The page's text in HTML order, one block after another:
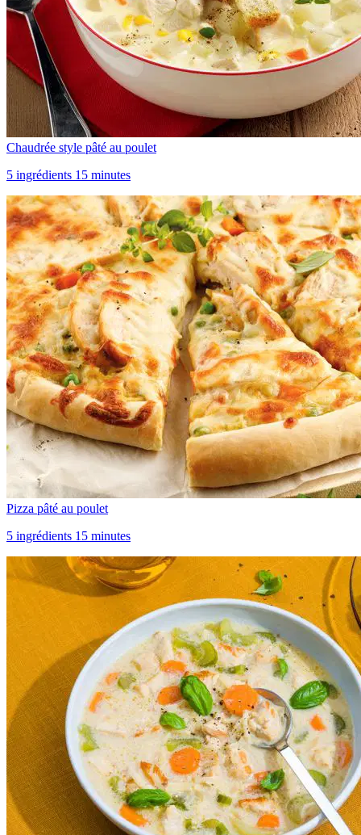
Chaudrée style pâté au poulet
5 ingrédients 15 minutes
Pizza pâté au poulet
5 ingrédients 15 minutes